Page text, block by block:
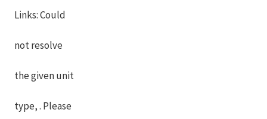
Links: Could
not resolve
the given unit
type, . Please